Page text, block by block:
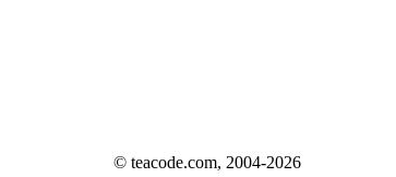
© teacode.com, 2004-2026